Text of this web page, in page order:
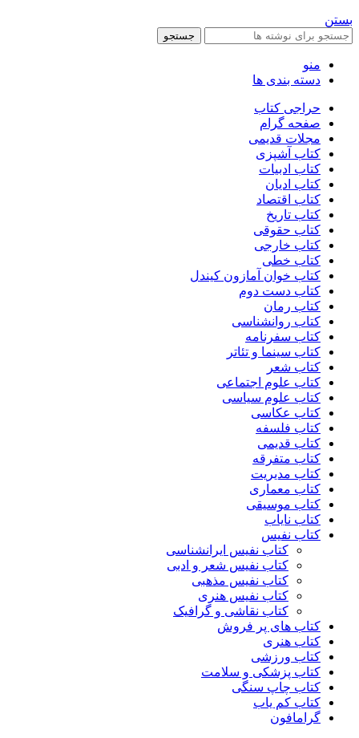
بستن
جستجو
منو
دسته بندی ها
حراجی کتاب
صفحه گرام
مجلات قدیمی
کتاب آشپزی
کتاب ادبیات
کتاب ادیان
کتاب اقتصاد
کتاب تاریخ
کتاب حقوقی
کتاب خارجی
کتاب خطی
کتاب خوان آمازون کیندل
کتاب دست دوم
کتاب رمان
کتاب روانشناسی
کتاب سفرنامه
کتاب سینما و تئاتر
کتاب شعر
کتاب علوم اجتماعی
کتاب علوم سیاسی
کتاب عکاسی
کتاب فلسفه
کتاب قدیمی
کتاب متفرقه
کتاب مدیریت
کتاب معماری
کتاب موسیقی
کتاب نایاب
کتاب نفیس
کتاب نفیس ایرانشناسی
کتاب نفیس شعر و ادبی
کتاب نفیس مذهبی
کتاب نفیس هنری
کتاب نقاشی و گرافیک
کتاب های پر فروش
کتاب هنری
کتاب ورزشی
کتاب پزشکی و سلامت
کتاب چاپ سنگی
کتاب کم یاب
گرامافون